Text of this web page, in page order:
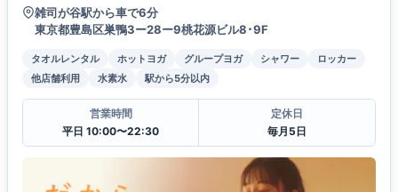
雑司が谷駅から車で6分
東京都豊島区巣鴨3ー28ー9桃花源ビル8･9F
タオルレンタル ホットヨガ グループヨガ シャワー
ロッカー
他店舗利用
水素水 駅から5分以内
営業時間
平日 10:00〜22:30
定休日
毎月5日